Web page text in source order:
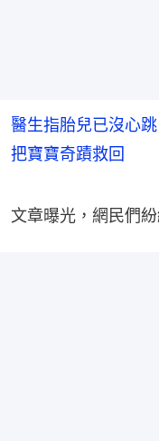
醫生指胎兒已沒心
把寶寶奇蹟救回
文章曝光，網民們紛